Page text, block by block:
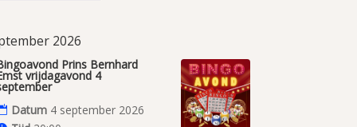
2026
Prins Bernhard
vrijdagavond 4
Datum 4 september 2026